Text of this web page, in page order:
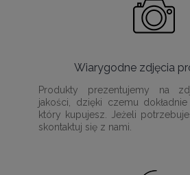
Wiarygodne zdjęcia
Produkty prezentujemy na
jakości, dzięki czemu
który kupujesz. Jeżeli
skontaktuj się z nami.